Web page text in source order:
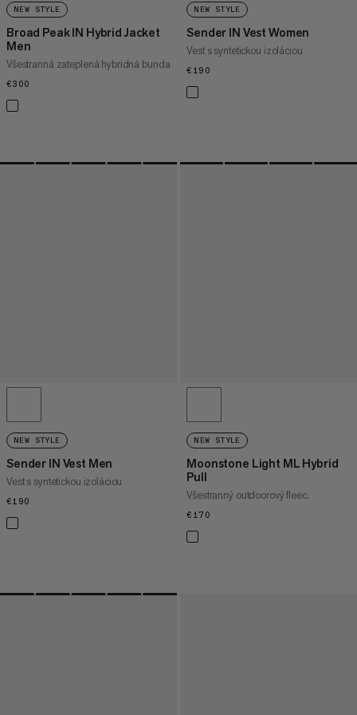
NEW STYLE
Broad Peak IN Hybrid Jacket
Men
Všestranná zateplená hybridná bunda
€300
NEW STYLE
Sender IN Vest Women
Vest s syntetickou izoláciou
€190
NEW STYLE
Sender IN Vest Men
Vest s syntetickou izoláciou
€190
NEW STYLE
Moonstone Light ML Hybrid
Pull
Všestranný outdoorový fleec.
€170